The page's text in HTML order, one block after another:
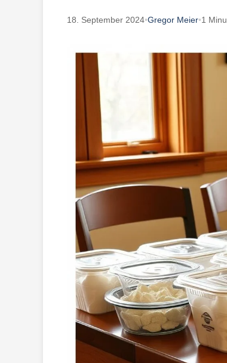
18. September 2024•Gregor Meier•1